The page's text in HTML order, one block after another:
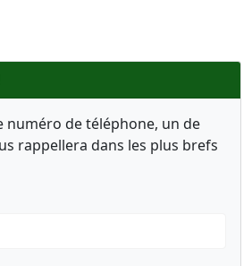
numéro de téléphone, un de
rappellera dans les plus brefs